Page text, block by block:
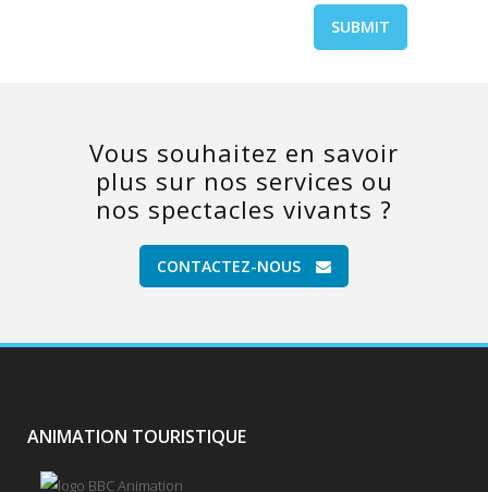
Vous souhaitez en savoir
plus sur nos services ou
nos spectacles vivants ?
CONTACTEZ-NOUS
ANIMATION TOURISTIQUE